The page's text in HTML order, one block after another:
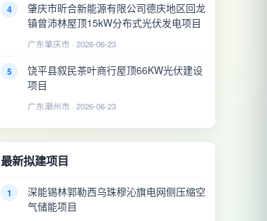
4
肇庆市昕合新能源有限公司德庆地区回龙
镇曾沛林屋顶15kW分布式光伏发电项目
广东肇庆市 · 2026-06-23
5
饶平县叙民茶叶商行屋顶66KW光伏建设
项目
广东潮州市 · 2026-06-23
最新拟建项目
1
深能锡林郭勒西乌珠穆沁旗电网侧压缩空
气储能项目